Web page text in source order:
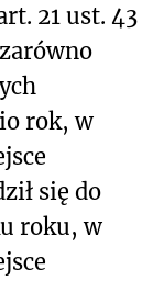
21 ust. 43
rok, w
się do
roku, w